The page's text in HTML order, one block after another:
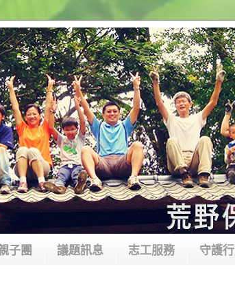
子團 議題訊息 志工服務 守護